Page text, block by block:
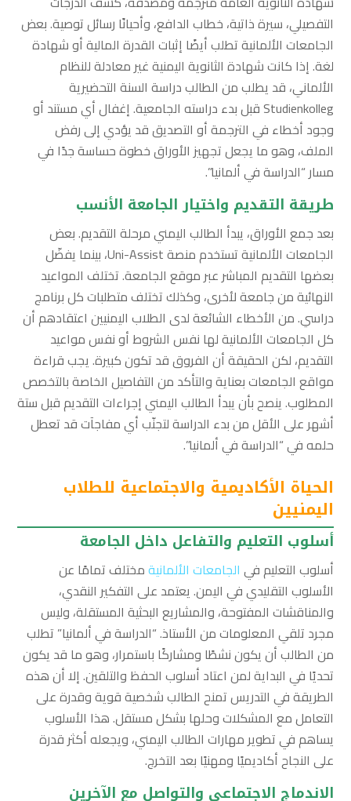
التفصيلي، سيرة ذاتية، خطاب الدافع، وأحيانًا رسائل توصية. بعض
الجامعات الألمانية تطلب أيضًا إثبات القدرة المالية أو شهادة
لغة. إذا كانت شهادة الثانوية اليمنية غير معادلة للنظام
الألماني، قد يطلب من الطالب دراسة السنة التحضيرية
Studienkolleg قبل بدء دراسته الجامعية. إغفال أي مستند أو
وجود أخطاء في الترجمة أو التصديق قد يؤدي إلى رفض
الملف، وهو ما يجعل تجهيز الأوراق خطوة حساسة جدًا في
مسار “الدراسة في ألمانيا”.
طريقة التقديم واختيار الجامعة الأنسب
بعد جمع الأوراق، يبدأ الطالب اليمني مرحلة التقديم. بعض
الجامعات الألمانية تستخدم منصة Uni-Assist، بينما يفضّل
بعضها التقديم المباشر عبر موقع الجامعة. تختلف المواعيد
النهائية من جامعة لأخرى، وكذلك تختلف متطلبات كل برنامج
دراسي. من الأخطاء الشائعة لدى الطلاب اليمنيين اعتقادهم أن
كل الجامعات الألمانية لها نفس الشروط أو نفس مواعيد
التقديم، لكن الحقيقة أن الفروق قد تكون كبيرة. يجب قراءة
مواقع الجامعات بعناية والتأكد من التفاصيل الخاصة بالتخصص
المطلوب. ينصح بأن يبدأ الطالب اليمني إجراءات التقديم قبل ستة
أشهر على الأقل من بدء الدراسة لتجنّب أي مفاجآت قد تعطل
حلمه في “الدراسة في ألمانيا”.
الحياة الأكاديمية والاجتماعية للطلاب
اليمنيين
أسلوب التعليم والتفاعل داخل الجامعة
أسلوب التعليم في الجامعات الألمانيةمختلف تمامًا عن
الأسلوب التقليدي في اليمن. يعتمد على التفكير النقدي،
والمناقشات المفتوحة، والمشاريع البحثية المستقلة، وليس
مجرد تلقي المعلومات من الأستاذ. “الدراسة في ألمانيا” تطلب
من الطالب أن يكون نشطًا ومشاركًا باستمرار، وهو ما قد يكون
تحديًا في البداية لمن اعتاد أسلوب الحفظ والتلقين. إلا أن هذه
الطريقة في التدريس تمنح الطالب شخصية قوية وقدرة على
التعامل مع المشكلات وحلها بشكل مستقل. هذا الأسلوب
يساهم في تطوير مهارات الطالب اليمني، ويجعله أكثر قدرة
على النجاح أكاديميًا ومهنيًا بعد التخرج.
الاندماج الاجتماعي والتواصل مع الآخرين